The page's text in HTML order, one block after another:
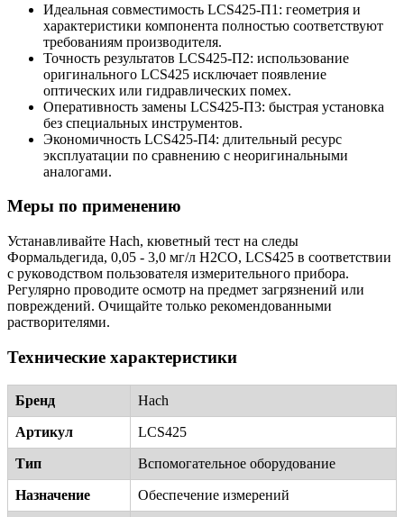
Идеальная совместимость LCS425-П1: геометрия и
характеристики компонента полностью соответствуют
требованиям производителя.
Точность результатов LCS425-П2: использование
оригинального LCS425 исключает появление
оптических или гидравлических помех.
Оперативность замены LCS425-П3: быстрая установка
без специальных инструментов.
Экономичность LCS425-П4: длительный ресурс
эксплуатации по сравнению с неоригинальными
аналогами.
Меры по применению
Устанавливайте Hach, кюветный тест на следы
Формальдегида, 0,05 - 3,0 мг/л H2CO, LCS425 в соответствии
с руководством пользователя измерительного прибора.
Регулярно проводите осмотр на предмет загрязнений или
повреждений. Очищайте только рекомендованными
растворителями.
Технические характеристики
Бренд Hach
Артикул LCS425
Тип Вспомогательное оборудование
Назначение Обеспечение измерений